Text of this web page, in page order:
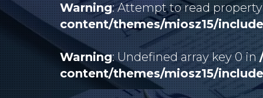
Warning: Attempt to read
content/themes/miosz15/
Warning: Undefined array key 0 in
content/themes/miosz15/